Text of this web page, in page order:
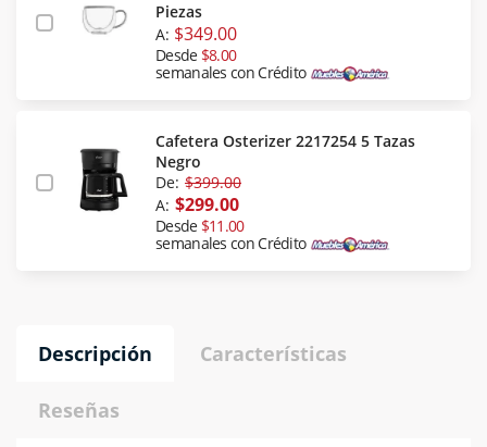
Piezas
A: $349.00
Desde $8.00
semanales con Crédito
Cafetera Osterizer 2217254 5 Tazas
Negro
De: $399.00
A: $299.00
Desde $11.00
semanales con Crédito
Descripción Características
Reseñas